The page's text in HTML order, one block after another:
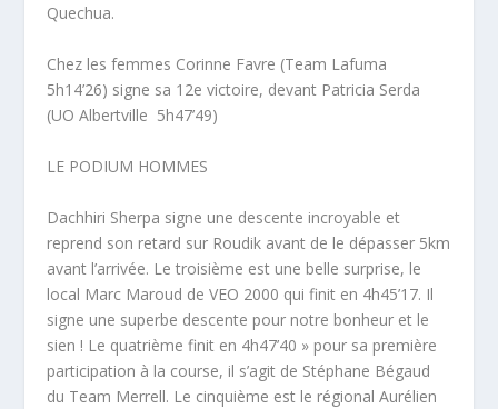
Quechua.
Chez les femmes Corinne Favre (Team Lafuma
5h14’26) signe sa 12e victoire, devant Patricia Serda
(UO Albertville  5h47’49)
LE PODIUM HOMMES
Dachhiri Sherpa signe une descente incroyable et
reprend son retard sur Roudik avant de le dépasser 5km
avant l’arrivée. Le troisième est une belle surprise, le
local Marc Maroud de VEO 2000 qui finit en 4h45’17. Il
signe une superbe descente pour notre bonheur et le
sien ! Le quatrième finit en 4h47’40 » pour sa première
participation à la course, il s’agit de Stéphane Bégaud
du Team Merrell. Le cinquième est le régional Aurélien